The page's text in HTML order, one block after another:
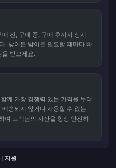
전, 구매 중, 구매 후까지 상시
. 낮이든 밤이든 필요할 때마다 빠
을 받으세요.
께 가장 경쟁력 있는 가격을 누려
송되지 않거나 사용할 수 없는
여 고객님의 자산을 항상 안전하
지원